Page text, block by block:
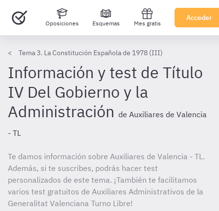
Oposiciones Esquemas Mes gratis
Acceder
Tema 3. La Constitución Española de 1978 (III)
Información y test de Título
IV Del Gobierno y la
Administración de Auxiliares de Valencia
- TL
Te damos información sobre Auxiliares de Valencia - TL.
Además, si te suscribes, podrás hacer test
personalizados de este tema. ¡También te facilitamos
varios test gratuitos de Auxiliares Administrativos de la
Generalitat Valenciana Turno Libre!